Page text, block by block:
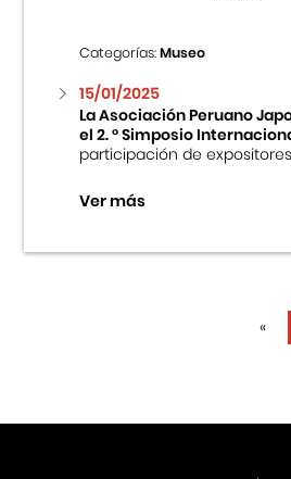
Categorías:Museo
15/01/2025
La Asociación Peruano
el 2. ° Simposio
participación de
Ver más
«